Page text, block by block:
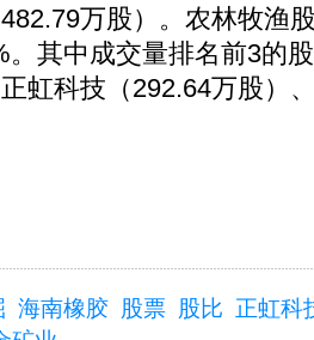
万股）。农林牧渔
。其中成交量排名前3的
正虹科技（292.64万股）
海南橡胶 股票 股比 正虹科